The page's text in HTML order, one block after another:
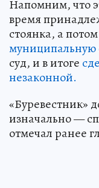
Напомним, что
время
стоянка, а
муниципальную
суд, и в итоге
незаконной.
«Буревестник»
изначально —
отмечал ранее